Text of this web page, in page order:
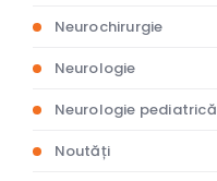
Neurochirurgie
Neurologie
Neurologie pediatrică
Noutăți